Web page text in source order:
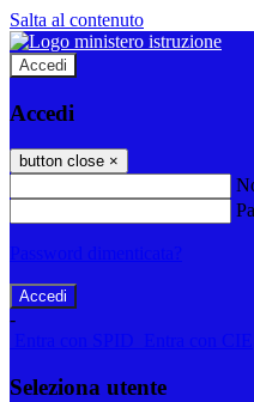
Salta al contenuto
Accedi
Accedi
button close ×
-
Seleziona utente